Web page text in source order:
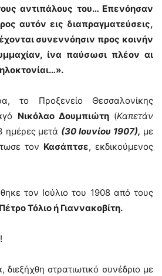
αντιπάλους του… Επενόησαν
αυτόν εις διαπραγματεύσεις,
συνεννόησιν προς κοινήν
ίνα παύσωσι πλέον αι
το Προξενείο Θεσσαλονίκης
Νικόλαο Δουμπιώτη(Καπετάν
ημέρες μετά (30 Ιουνίου 1907), με
τον Κασάπτσε, εκδικούμενος
τον Ιούλιο του 1908 από τους
Πέτρο Τόλιο ή Γιαννακοβίτη.
διεξήχθη στρατιωτικό συνέδριο με